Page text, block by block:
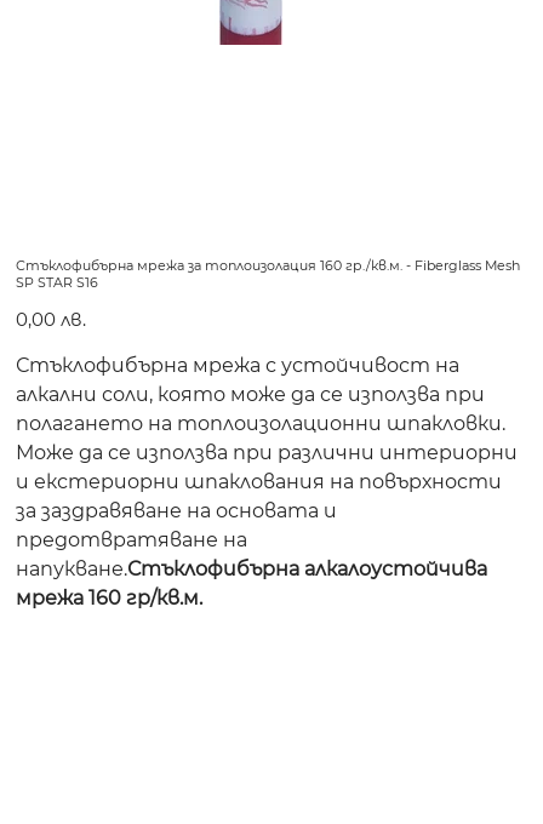
Стъклофибърна мрежа за топлоизолация 160 гр./кв.м. - Fiberglass Mesh
SP STAR S16
Цена
0,00 лв.
Стъклофибърна мрежа с устойчивост на
алкални соли, която може да се използва при
полагането на топлоизолационни шпакловки.
Може да се използва при различни интериорни
и екстериорни шпаклования на повърхности
за заздравяване на основата и
предотвратяване на
напукване.Стъклофибърна алкалоустойчива
мрежа 160 гр/кв.м.